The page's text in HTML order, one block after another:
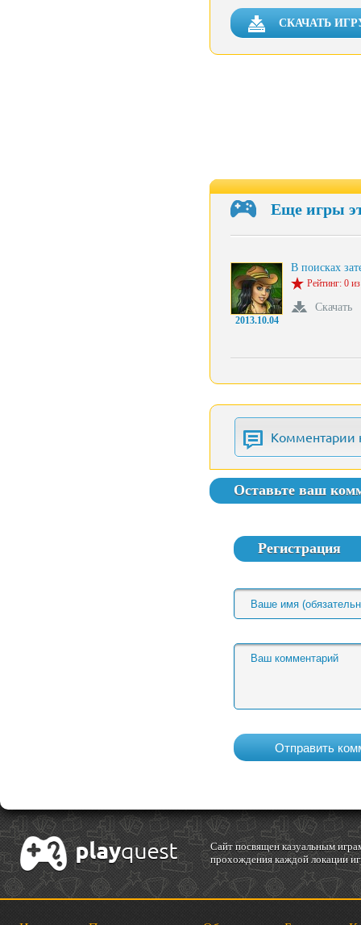
СКАЧАТЬ
Еще игры
2013.10.04
В поисках
Рейтинг: 0
Скачать
Комментарии
Оставьте ваш
Регистрация
Cайт посвящен казуальным
прохождения каждой локации